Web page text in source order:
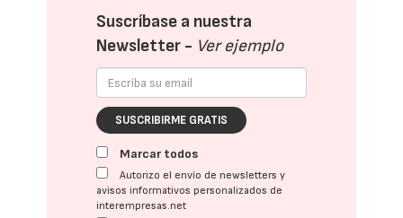
Suscríbase a nuestra
Newsletter - Ver ejemplo
SUSCRIBIRME GRATIS
Marcar todos
Autorizo el envío de newsletters y
avisos informativos personalizados de
interempresas.net